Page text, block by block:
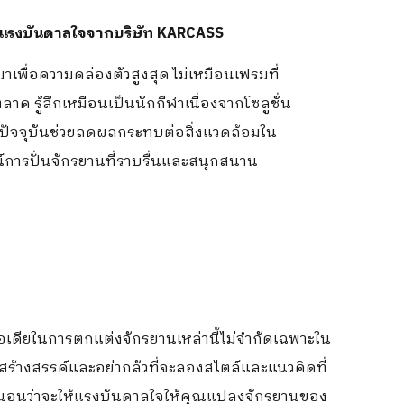
งบันดาลใจจากบริษัท KARCASS
เพื่อความคล่องตัวสูงสุด ไม่เหมือนเฟรมที่
าด รู้สึกเหมือนเป็นนักกีฬาเนื่องจากโซลูชั่น
จจุบันช่วยลดผลกระทบต่อสิ่งแวดล้อมใน
รปั่นจักรยานที่ราบรื่นและสนุกสนาน
ในการตกแต่งจักรยานเหล่านี้ไม่จำกัดเฉพาะใน
งสรรค์และอย่ากลัวที่จะลองสไตล์และแนวคิดที่
นว่าจะให้แรงบันดาลใจให้คุณแปลงจักรยานของ